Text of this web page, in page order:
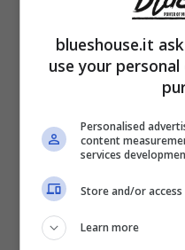
concentrazione e
accrescendo la
è il fatto che la
donando quel
al cervello a
Studiare
blueshouse.it
use your
Personalised
content
services
Store and/or
Learn more